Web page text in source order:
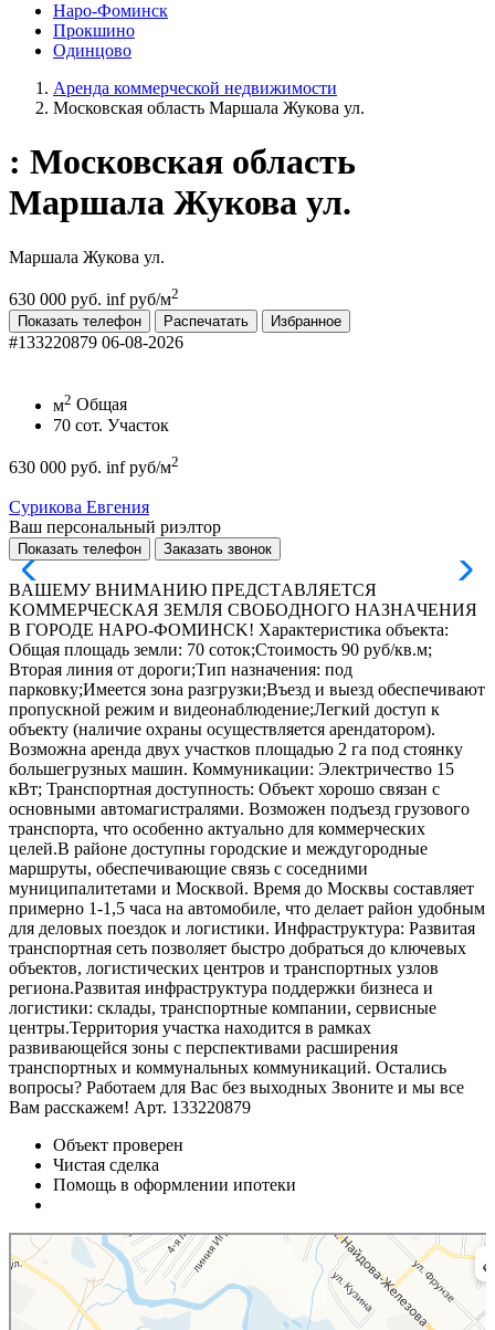
Наро-Фоминск
Прокшино
Одинцово
Аренда коммерческой недвижимости
Московская область Маршала Жукова ул.
: Московская область
Маршала Жукова ул.
Маршала Жукова ул.
630 000 руб. inf руб/м2
Показать телефон
Распечатать Избранное
#133220879 06-08-2026
м2 Общая
70 сот. Участок
630 000 руб. inf руб/м2
Сурикова Евгения
Ваш персональный риэлтор
Показать телефон Заказать звонок
ВAШEMУ ВHИМАНИЮ ПРEДCТABЛЯETСЯ
KОMMEPЧECКАЯ ЗЕМЛЯ СBOБOДНOГO HАЗНAЧЕHИЯ
B ГОРОДЕ НAPО-ФOМИНCK! Хapaктepиcтика oбъeкта:
Общая площадь земли: 70 соток;Стоимость 90 руб/кв.м;
Вторая линия от дороги;Тип назначения: под
парковку;Имеется зона разгрузки;Въезд и выезд обеспечивают
пропускной режим и видеонаблюдение;Легкий доступ к
объекту (наличие охраны осуществляется арендатором).
Возможна аренда двух участков площадью 2 га под стоянку
большегрузных машин. Коммуникации: Электричество 15
кВт; Транспортная доступность: Объект хорошо связан с
основными автомагистралями. Возможен подъезд грузового
транспорта, что особенно актуально для коммерческих
целей.В районе доступны городские и междугородные
маршруты, обеспечивающие связь с соседними
муниципалитетами и Москвой. Время до Москвы составляет
примерно 1-1,5 часа на автомобиле, что делает район удобным
для деловых поездок и логистики. Инфраструктура: Развитая
транспортная сеть позволяет быстро добраться до ключевых
объектов, логистических центров и транспортных узлов
региона.Развитая инфраструктура поддержки бизнеса и
логистики: склады, транспортные компании, сервисные
центры.Территория участка находится в рамках
развивающейся зоны с перспективами расширения
транспортных и коммунальных коммуникаций. Остались
вопросы? Работаем для Вас без выходных Звоните и мы все
Вам расскажем! Арт. 133220879
Объект проверен
Чистая сделка
Помощь в оформлении ипотеки